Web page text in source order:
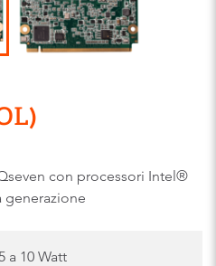
con processori Intel®
a 10 Watt